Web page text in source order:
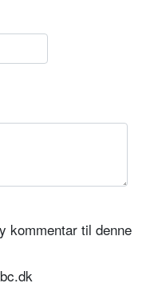
kommentar til denne